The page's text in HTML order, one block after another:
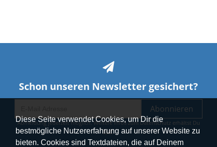
Diese Seite verwendet Cookies, um Dir die
bestmögliche Nutzererfahrung auf unserer Website zu
bieten. Cookies sind Textdateien, die auf Deinem
Schon unseren Newsletter gesichert?
Abonnieren
Abmeldung jederzeit möglich. Weitere Infos zum Datenschutz erhältst Du
hier.